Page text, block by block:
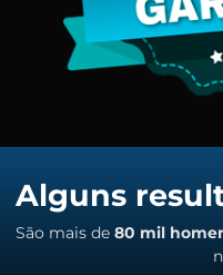
Alguns
São mais de 80 mil